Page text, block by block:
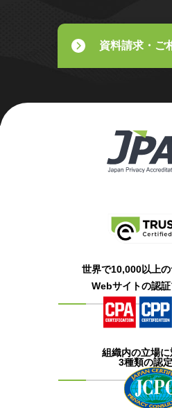
資料請求・ご
世界で10,000以上
Webサイトの認
組織内の立場に
3種類の認